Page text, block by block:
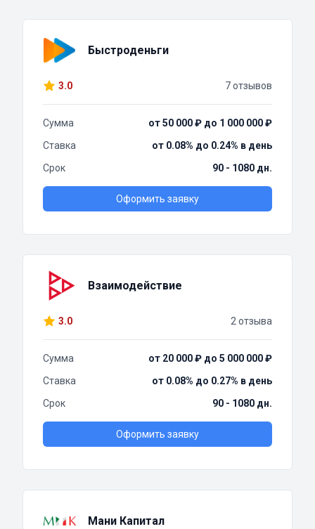
Быстроденьги
3.0 7 отзывов
Сумма
от 50 000 ₽ до 1 000 000 ₽
Ставка
от 0.08% до 0.24% в день
Срок
90 - 1080 дн.
Оформить заявку
Взаимодействие
3.0 2 отзыва
Сумма
от 20 000 ₽ до 5 000 000 ₽
Ставка
от 0.08% до 0.27% в день
Срок
90 - 1080 дн.
Оформить заявку
Мани Капитал